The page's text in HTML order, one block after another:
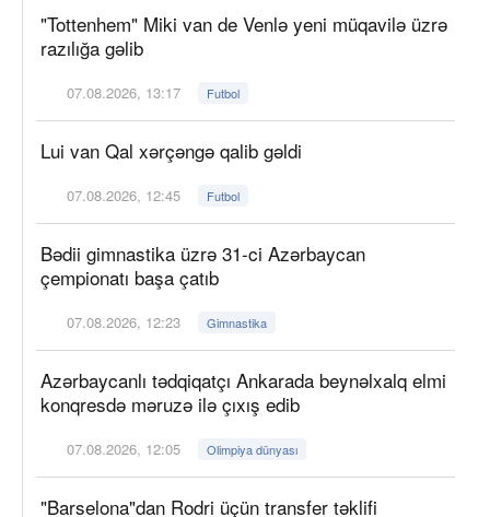
"Tottenhem" Miki van de Venlə yeni müqavilə üzrə
razılığa gəlib
07.08.2026, 13:17 Futbol
Lui van Qal xərçəngə qalib gəldi
07.08.2026, 12:45 Futbol
Bədii gimnastika üzrə 31-ci Azərbaycan
çempionatı başa çatıb
07.08.2026, 12:23 Gimnastika
Azərbaycanlı tədqiqatçı Ankarada beynəlxalq elmi
konqresdə məruzə ilə çıxış edib
07.08.2026, 12:05 Olimpiya dünyası
"Barselona"dan Rodri üçün transfer təklifi